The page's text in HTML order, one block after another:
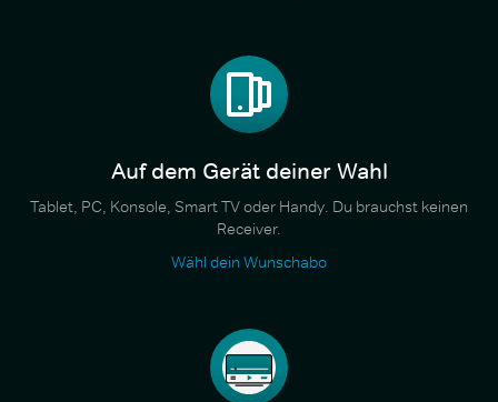
Auf dem Gerät deiner Wahl
Tablet, PC, Konsole, Smart TV oder Handy. Du brauchst keinen
Receiver.
Wähl dein Wunschabo